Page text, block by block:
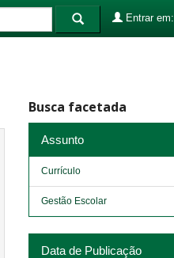
Entrar em:
Busca facetada
Assunto
Currículo
Gestão Escolar
Data de Publicação